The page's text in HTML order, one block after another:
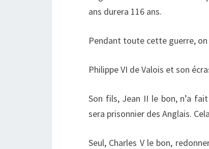
ans durera 116 ans.
Pendant toute cette guerre,
Philippe VI de Valois et son
Son fils, Jean II le bon, n’a
sera prisonnier des Anglais.
Seul, Charles V le bon,